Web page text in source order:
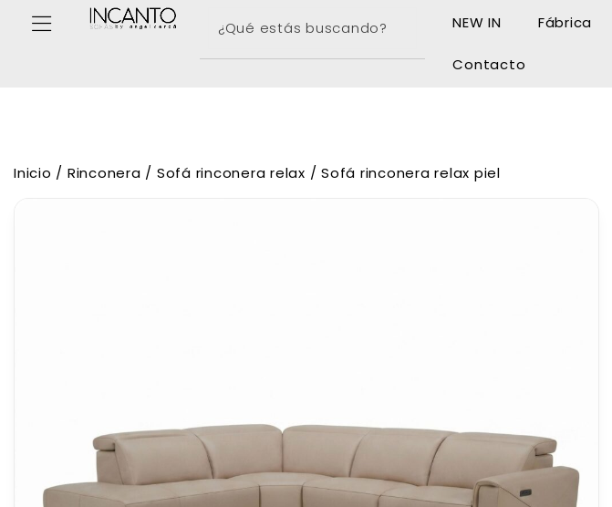
NEW IN Fábrica
Contacto
Inicio / Rinconera / Sofá rinconera relax / Sofá rinconera relax piel